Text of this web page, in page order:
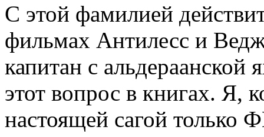
С этой фамилией
фильмах Антилесс и
капитан с альдераанской
этот вопрос в книгах. Я,
настоящей сагой